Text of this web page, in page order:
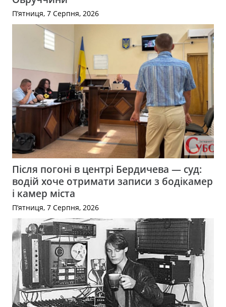
П’ятниця, 7 Серпня, 2026
Після погоні в центрі Бердичева — суд:
водій хоче отримати записи з бодікамер
і камер міста
П’ятниця, 7 Серпня, 2026